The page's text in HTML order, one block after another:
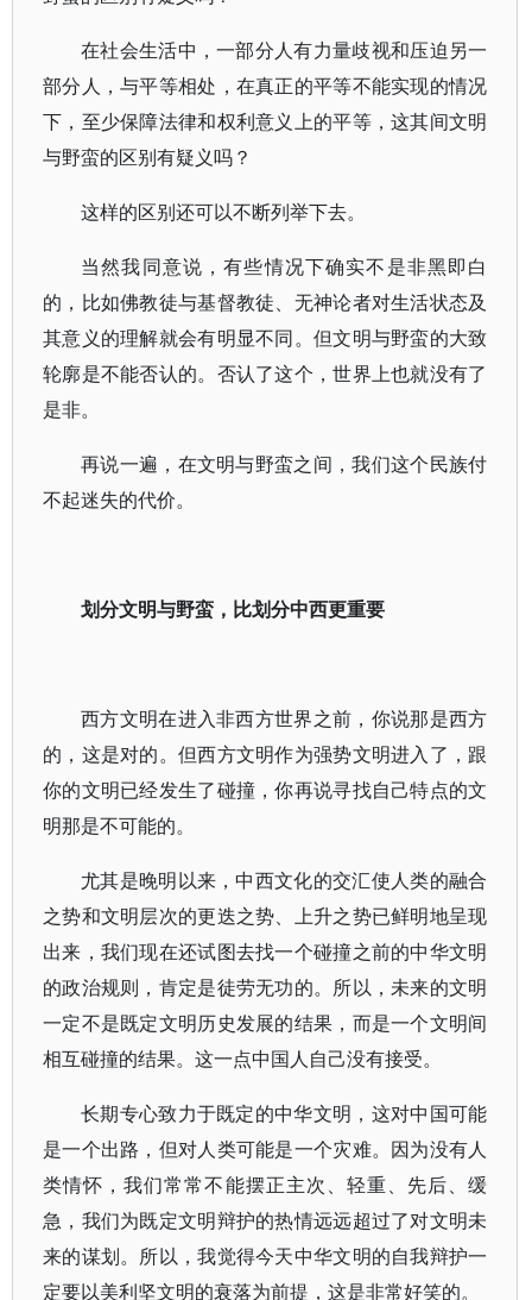
在社会生活中，一部分人有力量歧视和压迫另一
部分人，与平等相处，在真正的平等不能实现的情况
下，至少保障法律和权利意义上的平等，这其间文明
与野蛮的区别有疑义吗？
这样的区别还可以不断列举下去。
当然我同意说，有些情况下确实不是非黑即白
的，比如佛教徒与基督教徒、无神论者对生活状态及
其意义的理解就会有明显不同。但文明与野蛮的大致
轮廓是不能否认的。否认了这个，世界上也就没有了
是非。
再说一遍，在文明与野蛮之间，我们这个民族付
不起迷失的代价。
划分文明与野蛮，比划分中西更重要
西方文明在进入非西方世界之前，你说那是西方
的，这是对的。但西方文明作为强势文明进入了，跟
你的文明已经发生了碰撞，你再说寻找自己特点的文
明那是不可能的。
尤其是晚明以来，中西文化的交汇使人类的融合
之势和文明层次的更迭之势、上升之势已鲜明地呈现
出来，我们现在还试图去找一个碰撞之前的中华文明
的政治规则，肯定是徒劳无功的。所以，未来的文明
一定不是既定文明历史发展的结果，而是一个文明间
相互碰撞的结果。这一点中国人自己没有接受。
长期专心致力于既定的中华文明，这对中国可能
是一个出路，但对人类可能是一个灾难。因为没有人
类情怀，我们常常不能摆正主次、轻重、先后、缓
急，我们为既定文明辩护的热情远远超过了对文明未
来的谋划。所以，我觉得今天中华文明的自我辩护一
定要以美利坚文明的衰落为前提，这是非常好笑的。